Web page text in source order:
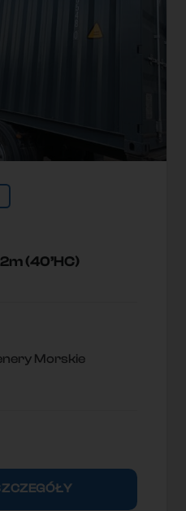
(40’HC)
Morskie